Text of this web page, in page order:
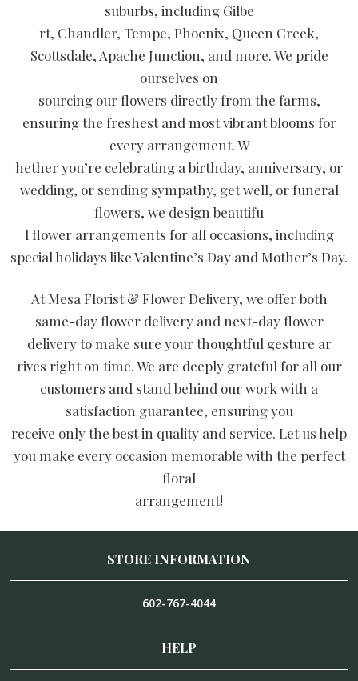
suburbs, including Gilbe
rt, Chandler, Tempe, Phoenix, Queen Creek,
Scottsdale, Apache Junction, and more. We pride
ourselves on
sourcing our flowers directly from the farms,
ensuring the freshest and most vibrant blooms for
every arrangement. W
hether you’re celebrating a birthday, anniversary, or
wedding, or sending sympathy, get well, or funeral
flowers, we design beautifu
l flower arrangements for all occasions, including
special holidays like Valentine’s Day and Mother’s Day.
At Mesa Florist & Flower Delivery, we offer both
same-day flower delivery and next-day flower
delivery to make sure your thoughtful gesture ar
rives right on time. We are deeply grateful for all our
customers and stand behind our work with a
satisfaction guarantee, ensuring you
receive only the best in quality and service. Let us help
you make every occasion memorable with the perfect
floral
arrangement!
STORE INFORMATION
602-767-4044
HELP